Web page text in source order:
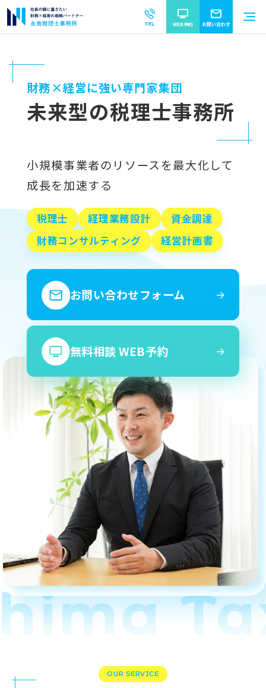
TEL お問い合わせ
WEB予約
財務×経営に強い専門家集団
未来型の税理士事務所
小規模事業者のリソースを最大化して
成長を加速する
税理士 経理業務設計
資金調達
財務コンサルティング
経営計画書
お問い合わせフォーム
無料相談 WEB予約
OUR SERVICE